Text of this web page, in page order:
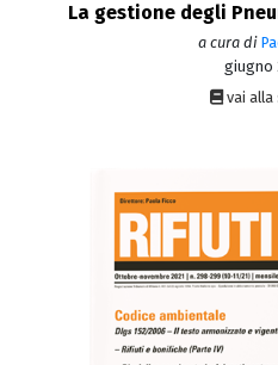
La gestione degli
a cura di
giugno
vai alla